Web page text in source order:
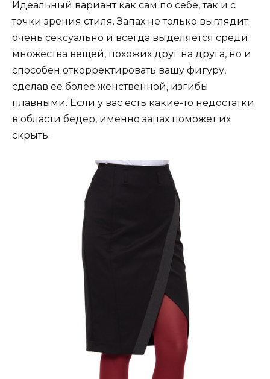
Идеальный вариант как сам по себе, так и с
точки зрения стиля. Запах не только выглядит
очень сексуально и всегда выделяется среди
множества вещей, похожих друг на друга, но и
способен откорректировать вашу фигуру,
сделав ее более женственной, изгибы
плавными. Если у вас есть какие-то недостатки
в области бедер, именно запах поможет их
скрыть.